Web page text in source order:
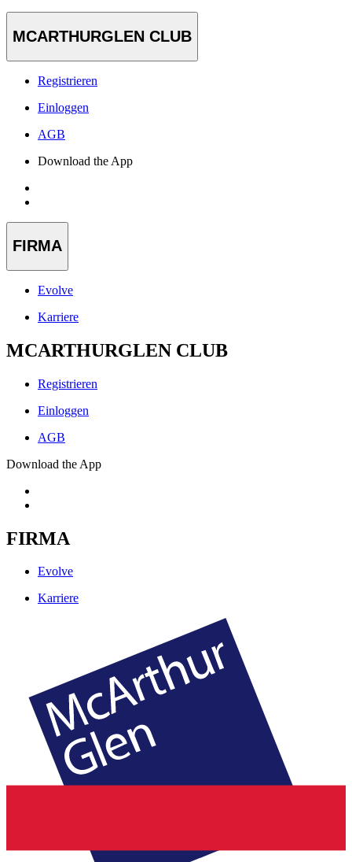
MCARTHURGLEN CLUB
Registrieren
Einloggen
AGB
Download the App
FIRMA
Evolve
Karriere
MCARTHURGLEN CLUB
Registrieren
Einloggen
AGB
Download the App
FIRMA
Evolve
Karriere